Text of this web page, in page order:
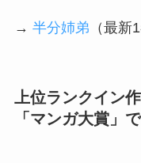
→ 半分姉弟 （最新1
上位ランクイン
「マンガ大賞」